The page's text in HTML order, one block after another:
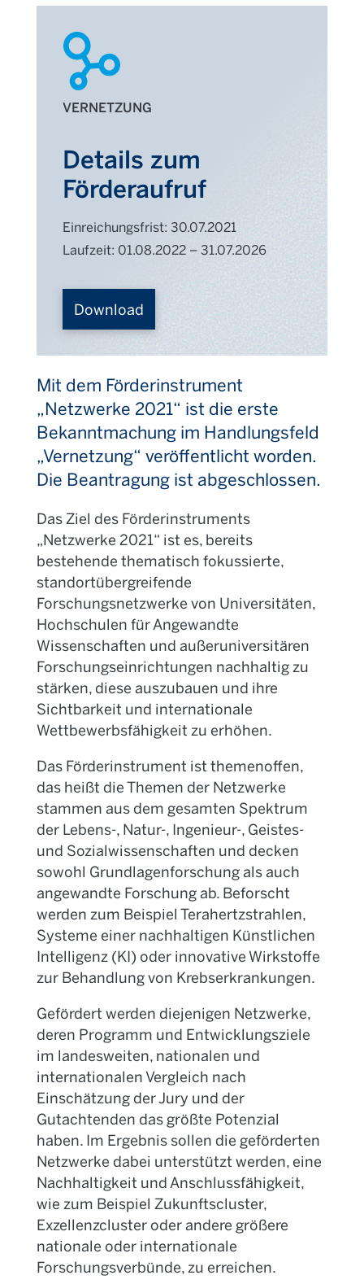
VERNETZUNG
Details zum
Förderaufruf
Einreichungsfrist: 30.07.2021
Laufzeit: 01.08.2022 –31.07.2026
Download
Mit dem Förderinstrument
„Netzwerke 2021“ ist die erste
Bekanntmachung im Handlungsfeld
„Vernetzung“ veröffentlicht worden.
Die Beantragung ist abgeschlossen.
Das Ziel des Förderinstruments
„Netzwerke 2021“ ist es, bereits
bestehende thematisch fokussierte,
standortübergreifende
Forschungsnetzwerke von Universitäten,
Hochschulen für Angewandte
Wissenschaften und außeruniversitären
Forschungseinrichtungen nachhaltig zu
stärken, diese auszubauen und ihre
Sichtbarkeit und internationale
Wettbewerbsfähigkeit zu erhöhen.
Das Förderinstrument ist themenoffen,
das heißt die Themen der Netzwerke
stammen aus dem gesamten Spektrum
der Lebens-, Natur-, Ingenieur-, Geistes-
und Sozialwissenschaften und decken
sowohl Grundlagenforschung als auch
angewandte Forschung ab. Beforscht
werden zum Beispiel Terahertzstrahlen,
Systeme einer nachhaltigen Künstlichen
Intelligenz (KI) oder innovative Wirkstoffe
zur Behandlung von Krebserkrankungen.
Gefördert werden diejenigen Netzwerke,
deren Programm und Entwicklungsziele
im landesweiten, nationalen und
internationalen Vergleich nach
Einschätzung der Jury und der
Gutachtenden das größte Potenzial
haben. Im Ergebnis sollen die geförderten
Netzwerke dabei unterstützt werden, eine
Nachhaltigkeit und Anschlussfähigkeit,
wie zum Beispiel Zukunftscluster,
Exzellenzcluster oder andere größere
nationale oder internationale
Forschungsverbünde, zu erreichen.